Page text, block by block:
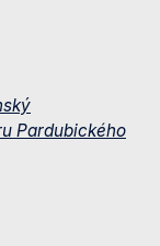
Pardubického